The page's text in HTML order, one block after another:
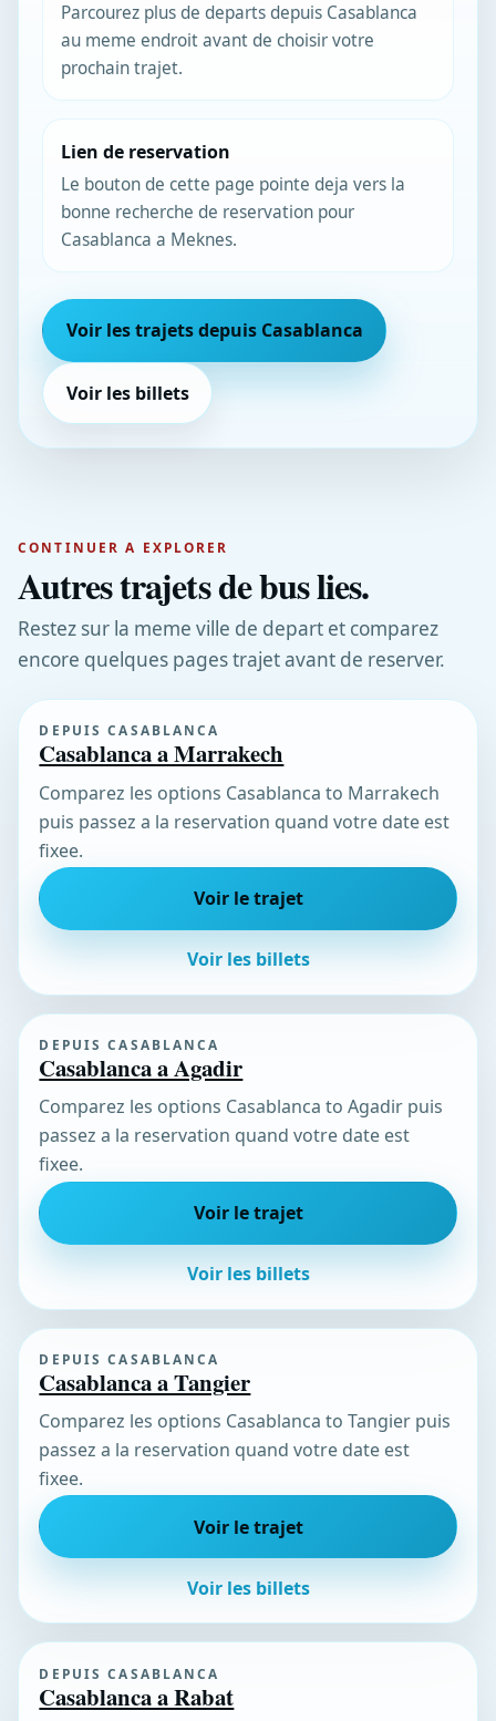
Parcourez plus de departs depuis Casablanca
au meme endroit avant de choisir votre
prochain trajet.
Lien de reservation
Le bouton de cette page pointe deja vers la
bonne recherche de reservation pour
Casablanca a Meknes.
Voir les trajets depuis Casablanca
Voir les billets
CONTINUER A EXPLORER
Autres trajets de bus lies.
Restez sur la meme ville de depart et comparez
encore quelques pages trajet avant de reserver.
DEPUIS CASABLANCA
Casablanca a Marrakech
Comparez les options Casablanca to Marrakech
puis passez a la reservation quand votre date est
fixee.
Voir le trajet
Voir les billets
DEPUIS CASABLANCA
Casablanca a Agadir
Comparez les options Casablanca to Agadir puis
passez a la reservation quand votre date est
fixee.
Voir le trajet
Voir les billets
DEPUIS CASABLANCA
Casablanca a Tangier
Comparez les options Casablanca to Tangier puis
passez a la reservation quand votre date est
fixee.
Voir le trajet
Voir les billets
DEPUIS CASABLANCA
Casablanca a Rabat